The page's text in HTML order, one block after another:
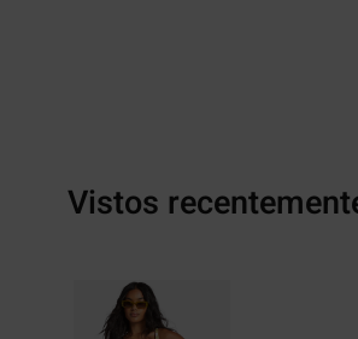
Vistos